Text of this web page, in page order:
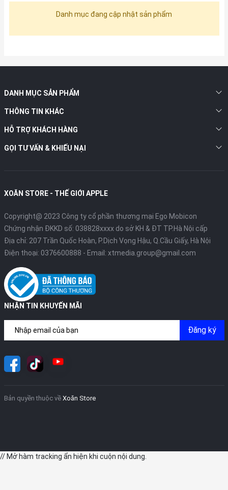
Danh mục đang cập nhật sản phẩm
DANH MỤC SẢN PHẨM
THÔNG TIN KHÁC
HỖ TRỢ KHÁCH HÀNG
GỌI TƯ VẤN & KHIẾU NẠI
XOĂN STORE - THẾ GIỚI APPLE
Copyright@ 2023 Công ty cổ phần thương mại Ego Mobicon
Chứng nhận ĐKKD số: 038828xxxx do sở KH & ĐT TP.Hà Nội cấp
Địa chỉ: 207 Trần Quốc Hoàn, P.Dịch Vọng Hậu, Q.Cầu Giấy, Hà Nội
Điện thoại: 0376600888 - Email: xtmedia.group@gmail.com
NHẬN TIN KHUYẾN MÃI
Đăng ký
Bản quyền thuộc về Xoăn Store
// Mở hàm tracking ẩn hiện khi cuộn nội dung.